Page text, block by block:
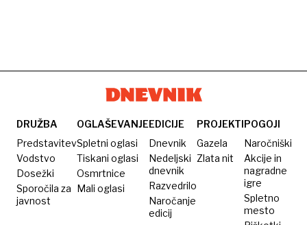
DRUŽBA
Predstavitev
Vodstvo
Dosežki
Sporočila za
javnost
OGLAŠEVANJE
Spletni oglasi
Tiskani oglasi
Osmrtnice
Mali oglasi
EDICIJE
Dnevnik
Nedeljski
dnevnik
Razvedrilo
Naročanje
edicij
PROJEKTI
Gazela
Zlata nit
POGOJI
Naročniški
Akcije in
nagradne
igre
Spletno
mesto